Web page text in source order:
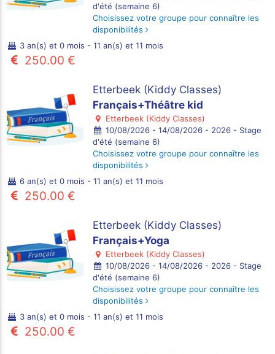
d'été (semaine 6)
Choisissez votre groupe pour connaître les
disponibilités
3 an(s) et 0 mois - 11 an(s) et 11 mois
250.00 €
Etterbeek (Kiddy Classes)
Français+Théâtre kid
Etterbeek (Kiddy Classes)
10/08/2026 - 14/08/2026 - 2026 - Stage
d'été (semaine 6)
Choisissez votre groupe pour connaître les
disponibilités
6 an(s) et 0 mois - 11 an(s) et 11 mois
250.00 €
Etterbeek (Kiddy Classes)
Français+Yoga
Etterbeek (Kiddy Classes)
10/08/2026 - 14/08/2026 - 2026 - Stage
d'été (semaine 6)
Choisissez votre groupe pour connaître les
disponibilités
3 an(s) et 0 mois - 11 an(s) et 11 mois
250.00 €